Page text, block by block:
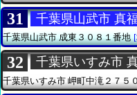
31 千葉県山武市 真
千葉県山武市成東３０８１番地
32 千葉県いすみ市
千葉県いすみ市 岬町中滝２７５